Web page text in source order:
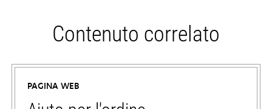
Contenuto correlato
PAGINA WEB